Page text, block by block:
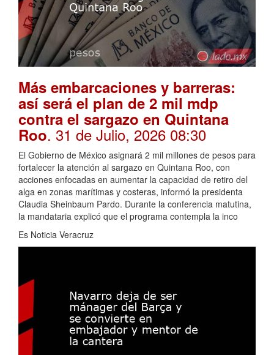
Más embarcaciones y barreras:
así será el plan de 2 mil mdp
contra el sargazo en Quintana
Roo. 31 de Julio, 2026 08:30
El Gobierno de México asignará 2 mil millones de pesos para
fortalecer la atención al sargazo en Quintana Roo, con
acciones enfocadas en aumentar la capacidad de retiro del
alga en zonas marítimas y costeras, informó la presidenta
Claudia Sheinbaum Pardo. Durante la conferencia matutina,
la mandataria explicó que el programa contempla la inco
Es Noticia Veracruz